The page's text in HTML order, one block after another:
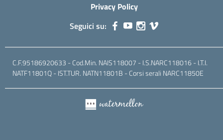
Privacy Policy
Seguici su:
C.F.95186920633 - Cod.Min. NAIS118007 - I.S.NARC118016 - I.T.I.
NATF11801Q - IST.TUR. NATN11801B - Corsi serali NARC11850E